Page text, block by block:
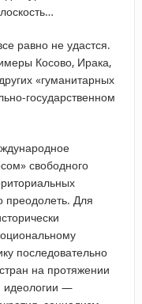
равно не удастся.
Косово, Ирака,
«гуманитарных
государственном
свободного
преодолеть. Для
последовательно
на протяжении
идеологии —